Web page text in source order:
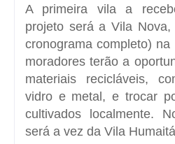
A primeira vila a
projeto será a Vila
cronograma completo)
moradores terão a
materiais recicláveis,
vidro e metal, e trocar
cultivados localmente.
será a vez da Vila